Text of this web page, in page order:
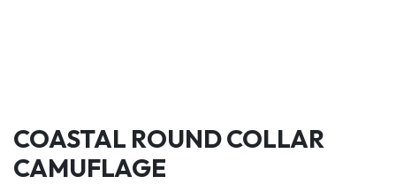
COASTAL ROUND COLLAR
CAMUFLAGE